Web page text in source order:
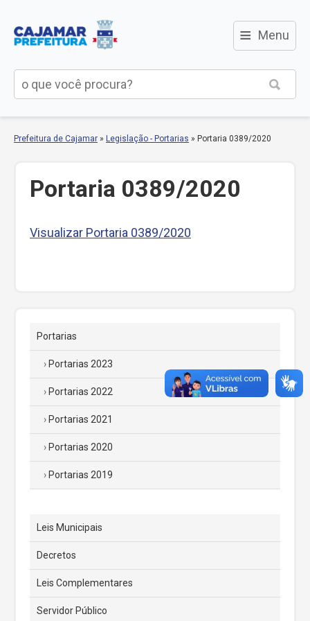
≡ Menu
Prefeitura de Cajamar » Legislação - Portarias » Portaria 0389/2020
Portaria 0389/2020
Visualizar Portaria 0389/2020
Portarias
Portarias 2023
Portarias 2022
Portarias 2021
Portarias 2020
Portarias 2019
Leis Municipais
Decretos
Leis Complementares
Servidor Público